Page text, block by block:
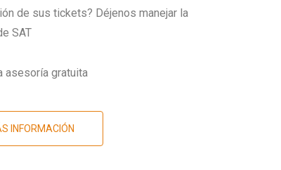
de sus tickets? Déjenos manejar la
SAT
asesoría gratuita
INFORMACIÓN